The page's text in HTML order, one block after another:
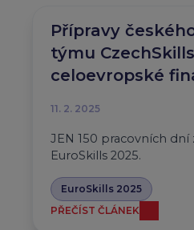
Přípravy
týmu
celoevropské
11. 2. 2025
JEN 150 pracovních dní
EuroSkills 2025.
EuroSkills 2025
PŘEČÍST ČLÁNEK